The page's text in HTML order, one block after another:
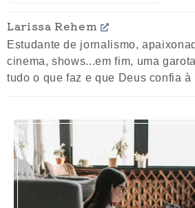
FILTRO PRO INSTAGRAM
Larissa Rehem
Estudante de jornalismo,
cinema, shows...em fim, uma
tudo o que faz e que Deus confia à